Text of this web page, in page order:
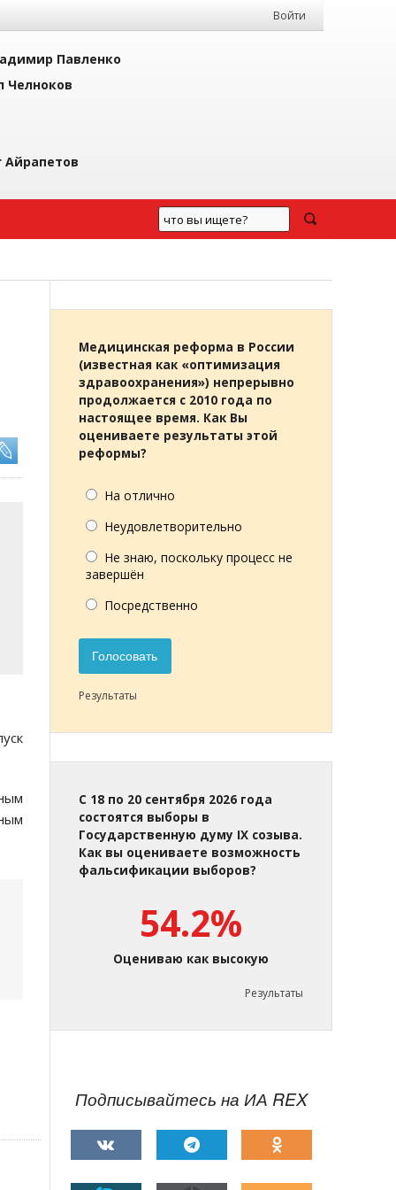
Войти
Павленко
Челноков
Айрапетов
Медицинская реформа в России
(известная как «оптимизация
здравоохранения») непрерывно
продолжается с 2010 года по
настоящее время. Как Вы
оцениваете результаты этой
реформы?
На отлично
Неудовлетворительно
Не знаю, поскольку процесс не
завершён
Посредственно
Голосовать
Результаты
С 18 по 20 сентября 2026 года
состоятся выборы в
Государственную думу IX созыва.
Как вы оцениваете возможность
фальсификации выборов?
54.2%
Оцениваю как высокую
Результаты
Подписывайтесь на ИА REX